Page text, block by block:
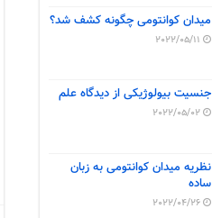
میدان کوانتومی چگونه کشف شد؟
2022/05/11
جنسیت بیولوژیکی از دیدگاه علم
2022/05/02
نظریه میدان کوانتومی به زبان
ساده
2022/04/26